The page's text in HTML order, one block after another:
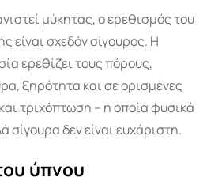
μύκητας, ο ερεθισμός του
είναι σχεδόν σίγουρος. Η
ερεθίζει τους πόρους,
ξηρότητα και σε ορισμένες
τριχόπτωση – η οποία φυσικά
σίγουρα δεν είναι ευχάριστη.
ύπνου